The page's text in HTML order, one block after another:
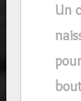
Un